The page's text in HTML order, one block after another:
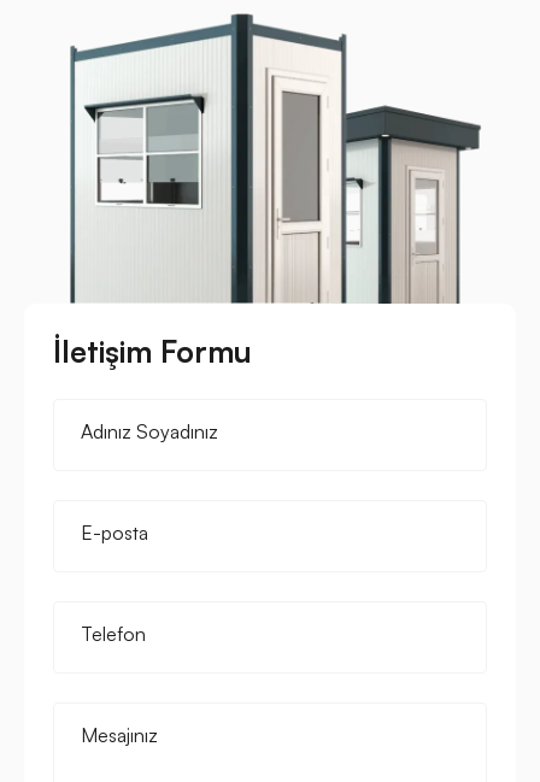
İletişim Formu
Adınız Soyadınız
E-posta
Telefon
Mesajınız